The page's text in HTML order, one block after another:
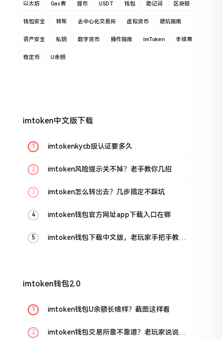
以太坊 Gas费 提币 USDT 钱包 助记词 区块链
钱包安全 转账 去中心化交易所 虚拟货币 避坑指南
资产安全 私钥 数字货币 操作指南 ImToken 手续费
稳定币 U余额
imtoken中文版下载
imtokenkycb级认证要多久
imtoken风险提示关不掉？老手教你几招
imtoken怎么转出去？几步搞定不踩坑
imtoken钱包官方网址app下载入口在哪
imtoken钱包下载中文版，老玩家手把手教你
imtoken钱包2.0
imtoken钱包U余额长啥样？截图这样看
imtoken钱包交易所靠不靠谱？老玩家说说心